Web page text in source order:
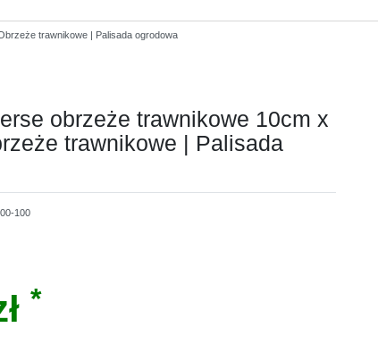
trawnikowe | Palisada ogrodowa
obrzeże trawnikowe 10cm x
trawnikowe | Palisada
100
*